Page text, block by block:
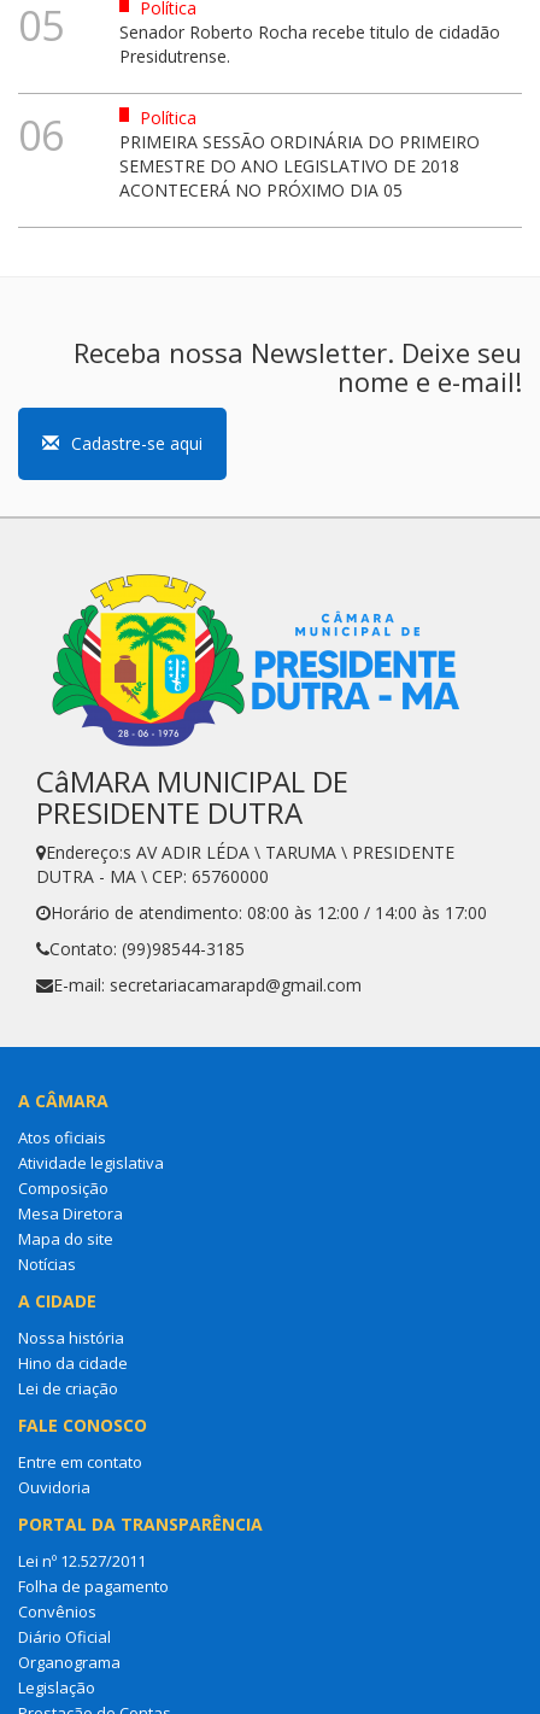
05
Política
Senador Roberto Rocha recebe titulo de cidadão
Presidutrense.
06
Política
PRIMEIRA SESSÃO ORDINÁRIA DO PRIMEIRO
SEMESTRE DO ANO LEGISLATIVO DE 2018
ACONTECERÁ NO PRÓXIMO DIA 05
Receba nossa Newsletter. Deixe seu
nome e e-mail!
Cadastre-se aqui
CâMARA MUNICIPAL DE
PRESIDENTE DUTRA
Endereço:s AV ADIR LÉDA \ TARUMA \ PRESIDENTE
DUTRA - MA \ CEP: 65760000
Horário de atendimento: 08:00 às 12:00 / 14:00 às 17:00
Contato: (99)98544-3185
E-mail: secretariacamarapd@gmail.com
A CÂMARA
Atos oficiais
Atividade legislativa
Composição
Mesa Diretora
Mapa do site
Notícias
A CIDADE
Nossa história
Hino da cidade
Lei de criação
FALE CONOSCO
Entre em contato
Ouvidoria
PORTAL DA TRANSPARÊNCIA
Lei nº 12.527/2011
Folha de pagamento
Convênios
Diário Oficial
Organograma
Legislação